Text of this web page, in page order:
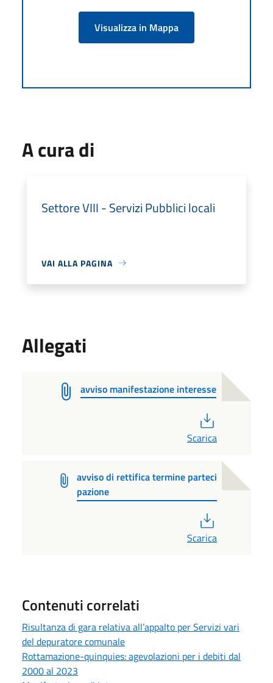
Visualizza in Mappa
A cura di
Settore VIII - Servizi Pubblici locali
VAI ALLA PAGINA
Allegati
avviso manifestazione interesse
Scarica
avviso di rettifica termine parteci
pazione
Scarica
Contenuti correlati
Risultanza di gara relativa all’appalto per Servizi vari
del depuratore comunale
Rottamazione-quinquies: agevolazioni per i debiti dal
2000 al 2023